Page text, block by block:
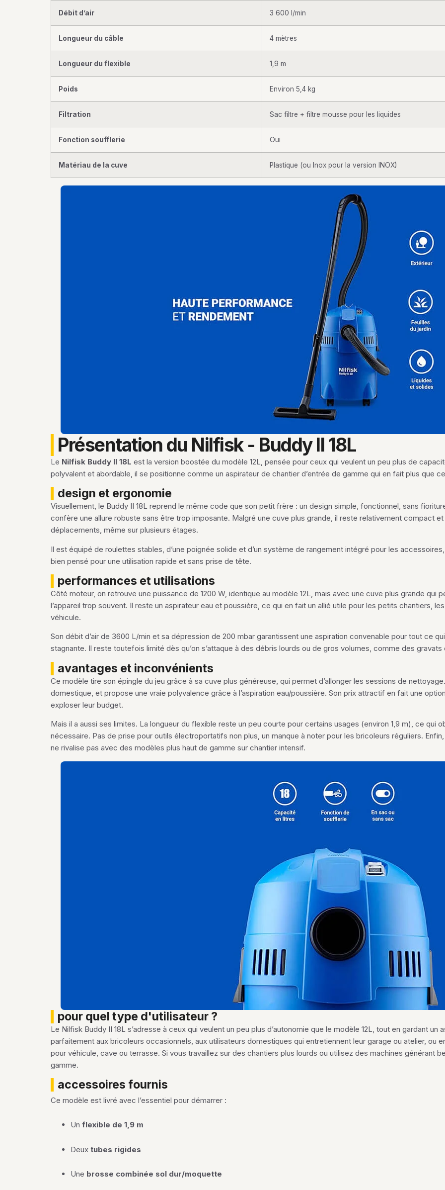
Débit d’air 3 600 l/min
Longueur du câble 4 mètres
Longueur du flexible 1,9 m
Poids Environ 5,4 kg
Filtration Sac filtre + filtre mousse pour les liquides
Fonction soufflerie Oui
Matériau de la cuve Plastique (ou Inox pour la version INOX)
Présentation du Nilfisk - Buddy II 18L
Le Nilfisk Buddy II 18L est la version boostée du modèle 12L, pensée pour ceux qui veulent un peu plus de
polyvalent et abordable, il se positionne comme un aspirateur de chantier d’entrée de gamme qui en fait plus que
design et ergonomie
Visuellement, le Buddy II 18L reprend le même code que son petit frère : un design simple, fonctionnel, sans
confère une allure robuste sans être trop imposante. Malgré une cuve plus grande, il reste relativement compact
déplacements, même sur plusieurs étages.
Il est équipé de roulettes stables, d’une poignée solide et d’un système de rangement intégré pour les
bien pensé pour une utilisation rapide et sans prise de tête.
performances et utilisations
Côté moteur, on retrouve une puissance de 1200 W, identique au modèle 12L, mais avec une cuve plus grande qui
l’appareil trop souvent. Il reste un aspirateur eau et poussière, ce qui en fait un allié utile pour les petits chantiers,
véhicule.
Son débit d’air de 3600 L/min et sa dépression de 200 mbar garantissent une aspiration convenable pour tout ce
stagnante. Il reste toutefois limité dès qu’on s’attaque à des débris lourds ou de gros volumes, comme des
avantages et inconvénients
Ce modèle tire son épingle du jeu grâce à sa cuve plus généreuse, qui permet d’allonger les sessions de
domestique, et propose une vraie polyvalence grâce à l’aspiration eau/poussière. Son prix attractif en fait une
exploser leur budget.
Mais il a aussi ses limites. La longueur du flexible reste un peu courte pour certains usages (environ 1,9 m), ce qui
nécessaire. Pas de prise pour outils électroportatifs non plus, un manque à noter pour les bricoleurs réguliers.
ne rivalise pas avec des modèles plus haut de gamme sur chantier intensif.
pour quel type d'utilisateur ?
Le Nilfisk Buddy II 18L s’adresse à ceux qui veulent un peu plus d’autonomie que le modèle 12L, tout en gardant
parfaitement aux bricoleurs occasionnels, aux utilisateurs domestiques qui entretiennent leur garage ou atelier, ou
pour véhicule, cave ou terrasse. Si vous travaillez sur des chantiers plus lourds ou utilisez des machines générant
gamme.
accessoires fournis
Ce modèle est livré avec l’essentiel pour démarrer :
Un flexible de 1,9 m
Deux tubes rigides
Une brosse combinée sol dur/moquette